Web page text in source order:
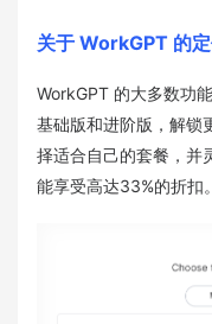
关于 WorkGPT 的
WorkGPT 的大多数功
基础版和进阶版，解锁
择适合自己的套餐，并
能享受高达33%的折扣。